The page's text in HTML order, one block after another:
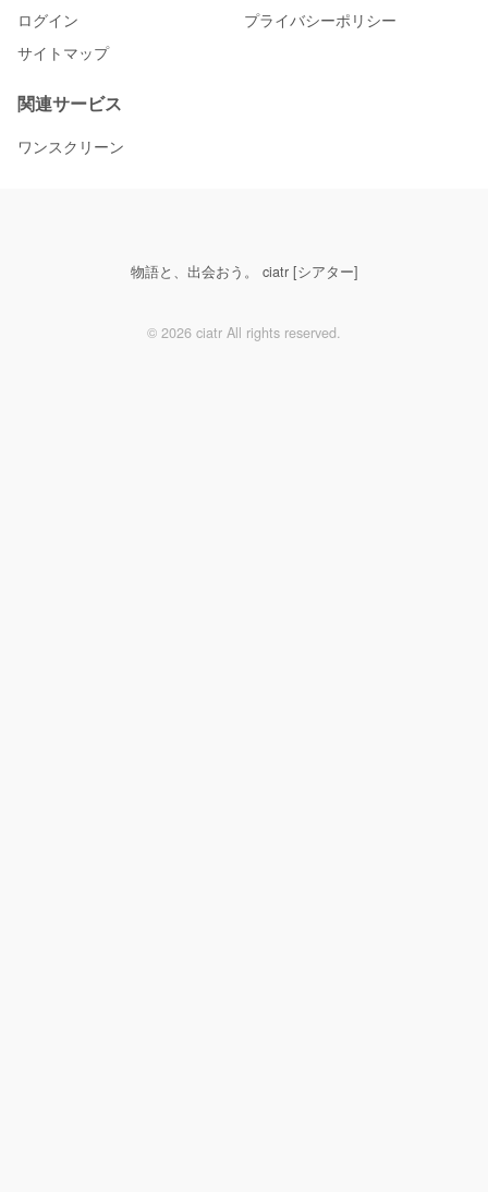
ログイン
プライバシーポリシー
サイトマップ
関連サービス
ワンスクリーン
物語と、出会おう。 ciatr [シアター]
© 2026 ciatr All rights reserved.